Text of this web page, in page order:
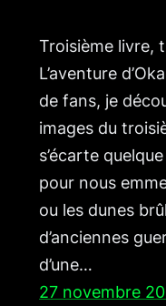
Troisième livre,
L’aventure
de fans, je
images du
s’écarte
pour nous
ou les dunes
d’anciennes
d’une…
27 novembre